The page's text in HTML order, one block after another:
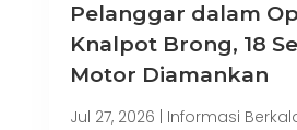
Pelanggar dalam
Knalpot Brong, 18
Motor Diamankan
Jul 27, 2026 Informasi